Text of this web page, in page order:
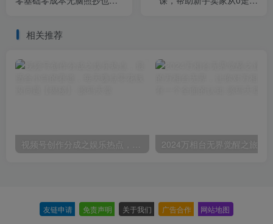
相关推荐
视频号创作分成之娱乐热点，最适合小白的赛道，每天赚点零花钱没问题【揭秘】
友链申请 免责声明 关于我们 广告合作 网站地图